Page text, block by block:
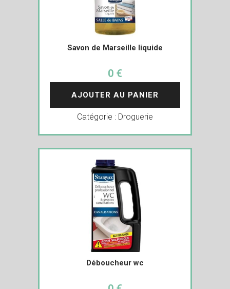
Savon de Marseille liquide
0 €
AJOUTER AU PANIER
Catégorie : Droguerie
Déboucheur wc